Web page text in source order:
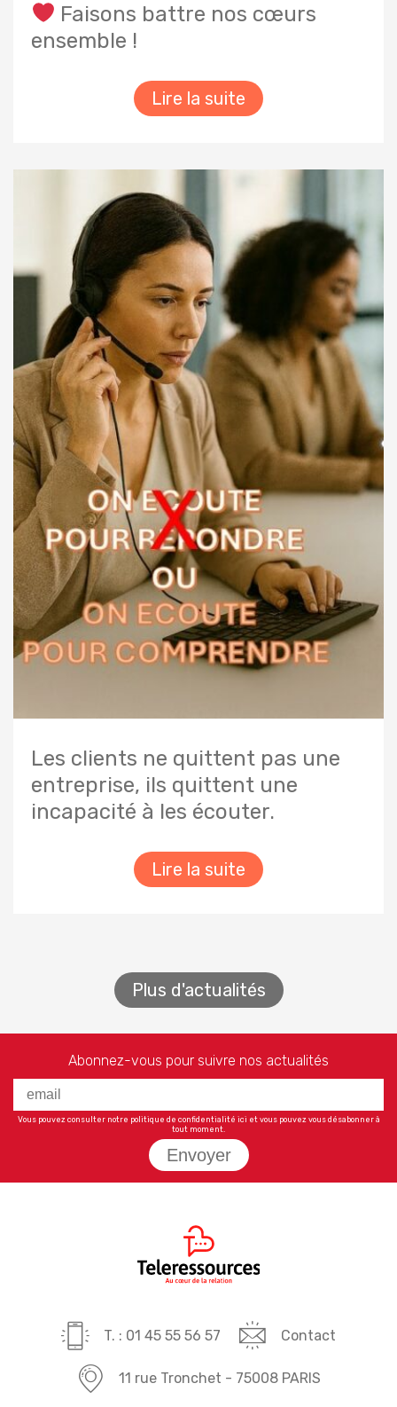
Faisons battre nos cœurs
ensemble !
Lire la suite
Les clients ne quittent pas une
entreprise, ils quittent une
incapacité à les écouter.
Lire la suite
Plus d'actualités
Abonnez-vous pour suivre nos actualités
Vous pouvez consulter notre politique de confidentialité ici et vous pouvez vous désabonner à
tout moment.
Envoyer
T. : 01 45 55 56 57 Contact
11 rue Tronchet - 75008 PARIS